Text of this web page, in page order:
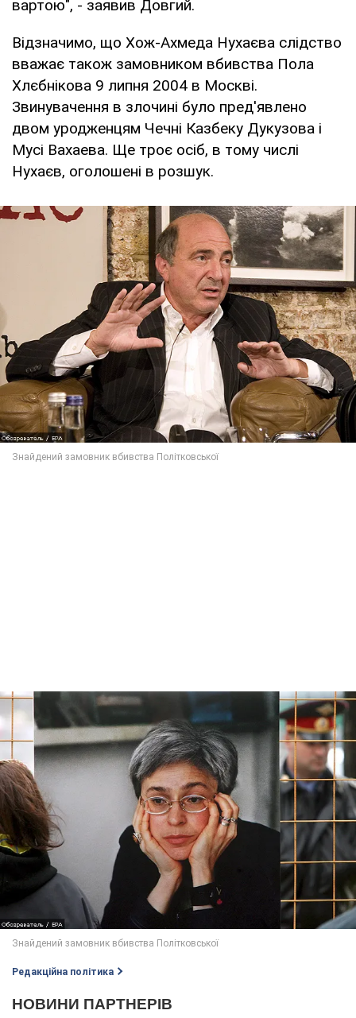
вартою", - заявив Довгий.
Відзначимо, що Хож-Ахмеда Нухаєва слідство
вважає також замовником вбивства Пола
Хлєбнікова 9 липня 2004 в Москві.
Звинувачення в злочині було пред'явлено
двом уродженцям Чечні Казбеку Дукузова і
Мусі Вахаева. Ще троє осіб, в тому числі
Нухаєв, оголошені в розшук.
Редакційна політика